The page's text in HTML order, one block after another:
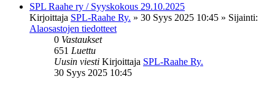
SPL Raahe ry / Syyskokous 29.10.2025
Kirjoittaja SPL-Raahe Ry. » 30 Syys 2025 10:45 » Sijainti:
Alaosastojen tiedotteet
0 Vastaukset
651 Luettu
Uusin viesti Kirjoittaja SPL-Raahe Ry.
30 Syys 2025 10:45